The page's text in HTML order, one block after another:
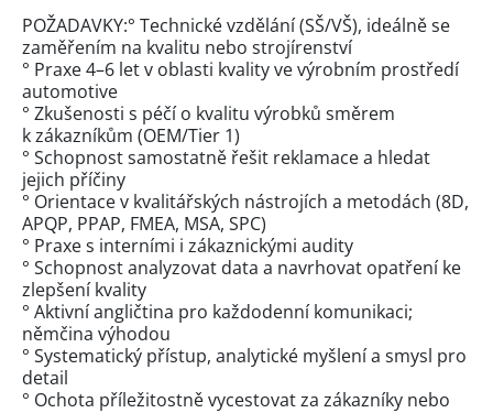
POŽADAVKY:° Technické vzdělání (SŠ/VŠ), ideálně se
zaměřením na kvalitu nebo strojírenství
° Praxe 4–6 let v oblasti kvality ve výrobním prostředí
automotive
° Zkušenosti s péčí o kvalitu výrobků směrem
k zákazníkům (OEM/Tier 1)
° Schopnost samostatně řešit reklamace a hledat
jejich příčiny
° Orientace v kvalitářských nástrojích a metodách (8D,
APQP, PPAP, FMEA, MSA, SPC)
° Praxe s interními i zákaznickými audity
° Schopnost analyzovat data a navrhovat opatření ke
zlepšení kvality
° Aktivní angličtina pro každodenní komunikaci;
němčina výhodou
° Systematický přístup, analytické myšlení a smysl pro
detail
° Ochota příležitostně vycestovat za zákazníky nebo